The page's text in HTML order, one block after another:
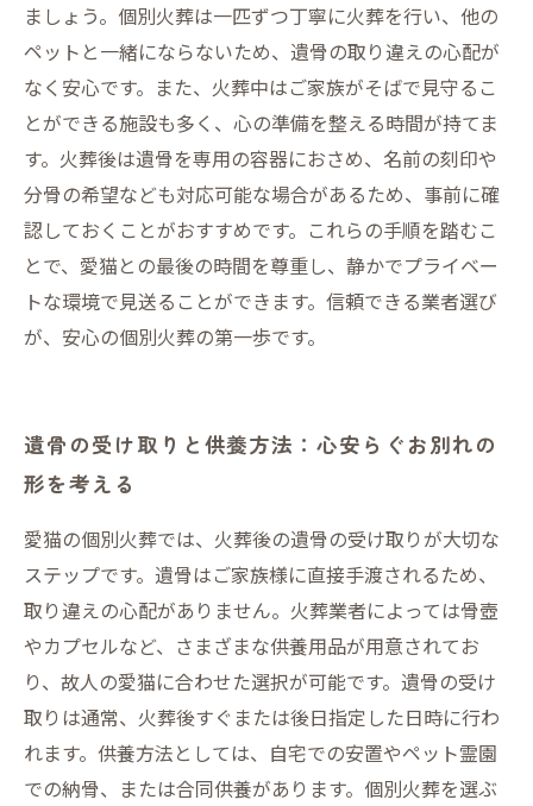
ましょう。個別火葬は一匹ずつ丁寧に火葬を行い、他の
ペットと一緒にならないため、遺骨の取り違えの心配が
なく安心です。また、火葬中はご家族がそばで見守るこ
とができる施設も多く、心の準備を整える時間が持てま
す。火葬後は遺骨を専用の容器におさめ、名前の刻印や
分骨の希望なども対応可能な場合があるため、事前に確
認しておくことがおすすめです。これらの手順を踏むこ
とで、愛猫との最後の時間を尊重し、静かでプライベー
トな環境で見送ることができます。信頼できる業者選び
が、安心の個別火葬の第一歩です。
遺骨の受け取りと供養方法：心安らぐお別れの
形を考える
愛猫の個別火葬では、火葬後の遺骨の受け取りが大切な
ステップです。遺骨はご家族様に直接手渡されるため、
取り違えの心配がありません。火葬業者によっては骨壺
やカプセルなど、さまざまな供養用品が用意されてお
り、故人の愛猫に合わせた選択が可能です。遺骨の受け
取りは通常、火葬後すぐまたは後日指定した日時に行わ
れます。供養方法としては、自宅での安置やペット霊園
での納骨、または合同供養があります。個別火葬を選ぶ